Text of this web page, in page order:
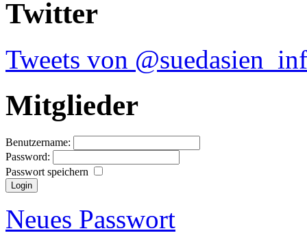
Twitter
Tweets von
Mitglieder
Benutzername:
Password:
Passwort speichern
Neues Passwort